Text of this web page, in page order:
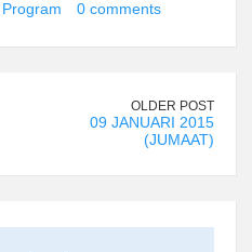
0 comments
OLDER POST
09 JANUARI 2015
(JUMAAT)